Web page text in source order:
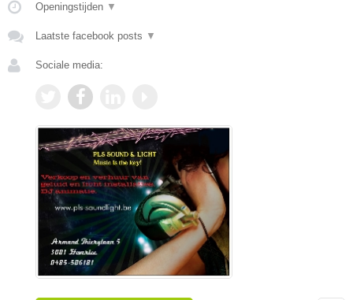
Openingstijden ▼
Laatste facebook posts ▼
Sociale media: